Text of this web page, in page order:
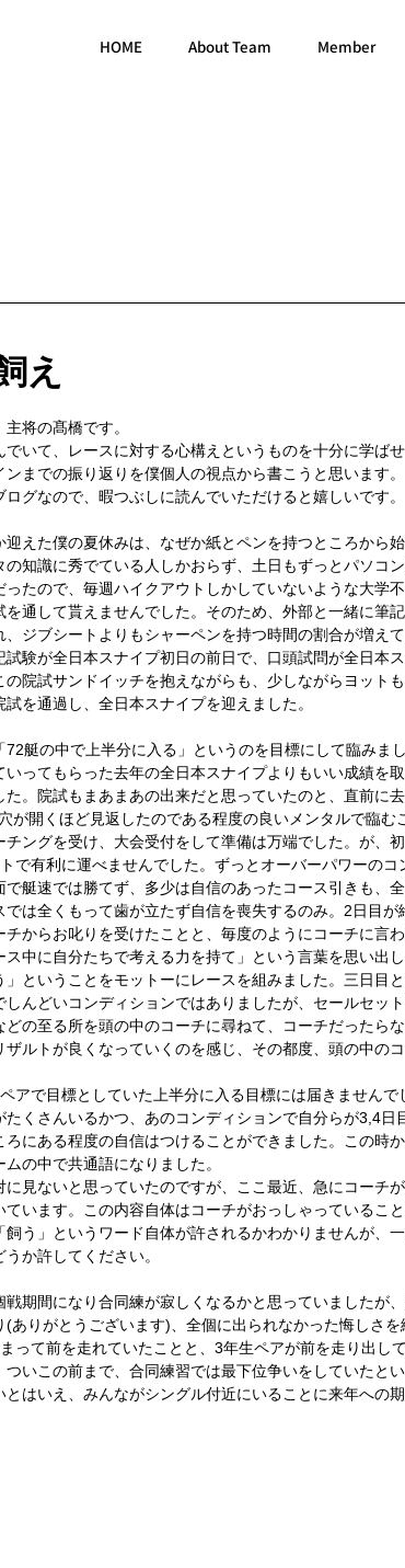
HOME About Team Member
え
将の髙橋です。
いて、レースに対する心構えというものを十分に学ば
までの振り返りを僕個人の視点から書こうと思います。
グなので、暇つぶしに読んでいただけると嬉しいです。
えた僕の夏休みは、なぜか紙とペンを持つところから
知識に秀でている人しかおらず、土日もずっとパソコ
たので、毎週ハイクアウトしかしていないような大学
通して貰えませんでした。そのため、外部と一緒に筆
ジブシートよりもシャーペンを持つ時間の割合が増え
験が全日本スナイプ初日の前日で、口頭試問が全日本
院試サンドイッチを抱えながらも、少しながらヨット
を通過し、全日本スナイプを迎えました。
艇の中で上半分に入る」というのを目標にして臨みまし
ってもらった去年の全日本スナイプよりもいい成績を
。院試もまあまあの出来だと思っていたのと、直前に
が開くほど見返したのである程度の良いメンタルで臨む
ングを受け、大会受付をして準備は万端でした。が、
で有利に運べませんでした。ずっとオーバーパワーのコ
艇速では勝てず、多少は自信のあったコース引きも、
は全くもって歯が立たず自信を喪失するのみ。2日目が
からお叱りを受けたことと、毎度のようにコーチに言
中に自分たちで考える力を持て」という言葉を思い出
ということをモットーにレースを組みました。三日目
んどいコンディションではありましたが、セールセッ
の至る所を頭の中のコーチに尋ねて、コーチだったら
ルトが良くなっていくのを感じ、その都度、頭の中の
アで目標としていた上半分に入る目標には届きませんで
くさんいるかつ、あのコンディションで自分らが3,4日
にある程度の自信はつけることができました。この時か
の中で共通語になりました。
見ないと思っていたのですが、ここ最近、急にコーチ
います。この内容自体はコーチがおっしゃっているこ
う」というワード自体が許されるかわかりませんが、
か許してください。
期間になり合同練が寂しくなるかと思っていましたが
ありがとうございます)、全個に出られなかった悔しさを
って前を走れていたことと、3年生ペアが前を走り出し
いこの前まで、合同練習では最下位争いをしていたと
はいえ、みんながシングル付近にいることに来年への